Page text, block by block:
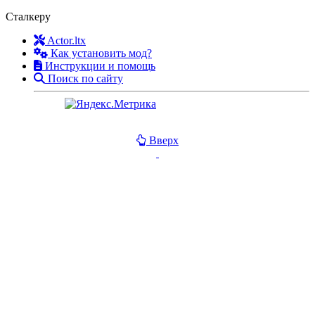
Сталкеру
Actor.ltx
Как установить мод?
Инструкции и помощь
Поиск по сайту
Вверх